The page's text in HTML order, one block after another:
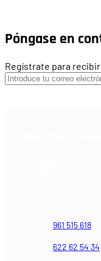
Póngase en
Regístrate para
961 515 618
622 62 54 34